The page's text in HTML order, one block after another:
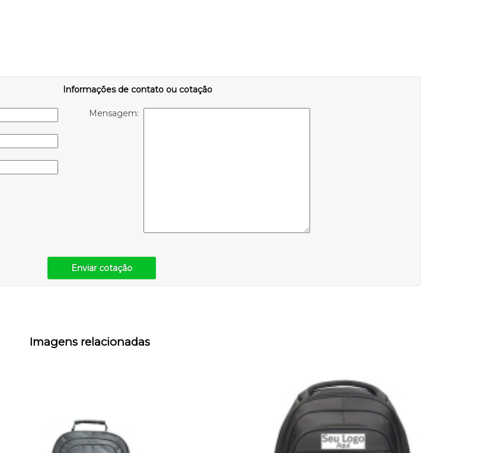
Informações de contato ou cotação
Mensagem:
Enviar cotação
Imagens relacionadas